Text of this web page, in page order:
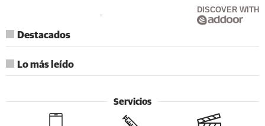
DISCOVER WITH
Destacados
Lo más leído
Servicios